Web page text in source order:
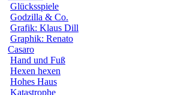
Glücksspiele
Godzilla & Co.
Grafik: Klaus Dill
Graphik: Renato
Casaro
Hand und Fuß
Hexen hexen
Hohes Haus
Katastrophe